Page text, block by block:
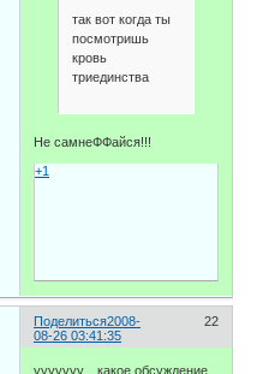
так вот когда ты
посмотришь
кровь
триединства
Не самнеФФайся!!!
+1
Поделиться 22
2008-
08-26 03:41:35
ууууууу... какое обсуждение